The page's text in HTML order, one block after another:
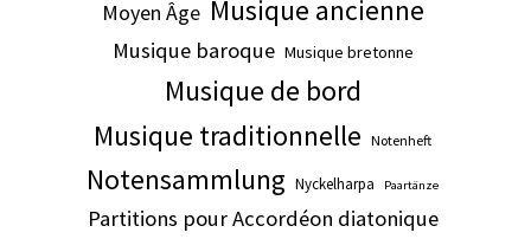
Moyen Âge Musique ancienne
Musique baroque Musique bretonne
Musique de bord
Musique traditionnelle Notenheft
Notensammlung Nyckelharpa Paartänze
Partitions pour Accordéon diatonique